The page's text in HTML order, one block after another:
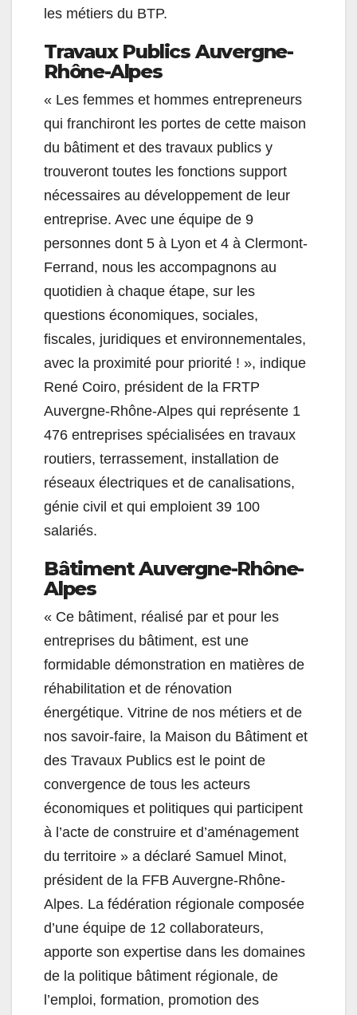
les métiers du BTP.
Travaux Publics Auvergne-
Rhône-Alpes
« Les femmes et hommes entrepreneurs
qui franchiront les portes de cette maison
du bâtiment et des travaux publics y
trouveront toutes les fonctions support
nécessaires au développement de leur
entreprise. Avec une équipe de 9
personnes dont 5 à Lyon et 4 à Clermont-
Ferrand, nous les accompagnons au
quotidien à chaque étape, sur les
questions économiques, sociales,
fiscales, juridiques et environnementales,
avec la proximité pour priorité ! », indique
René Coiro, président de la FRTP
Auvergne-Rhône-Alpes qui représente 1
476 entreprises spécialisées en travaux
routiers, terrassement, installation de
réseaux électriques et de canalisations,
génie civil et qui emploient 39 100
salariés.
Bâtiment Auvergne-Rhône-
Alpes
« Ce bâtiment, réalisé par et pour les
entreprises du bâtiment, est une
formidable démonstration en matières de
réhabilitation et de rénovation
énergétique. Vitrine de nos métiers et de
nos savoir-faire, la Maison du Bâtiment et
des Travaux Publics est le point de
convergence de tous les acteurs
économiques et politiques qui participent
à l’acte de construire et d’aménagement
du territoire » a déclaré Samuel Minot,
président de la FFB Auvergne-Rhône-
Alpes. La fédération régionale composée
d’une équipe de 12 collaborateurs,
apporte son expertise dans les domaines
de la politique bâtiment régionale, de
l’emploi, formation, promotion des